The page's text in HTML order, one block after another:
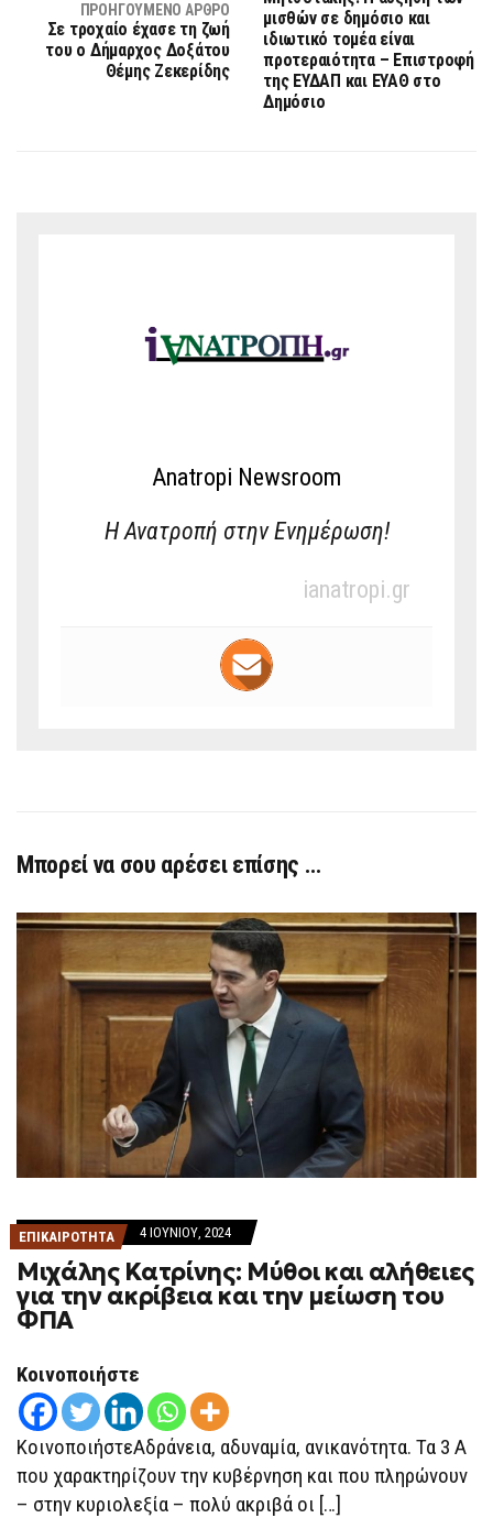
ΠΡΟΗΓΟΎΜΕΝΟ ΆΡΘΡΟ
Σε τροχαίο έχασε τη ζωή
του ο Δήμαρχος Δοξάτου
Θέμης Ζεκερίδης
μισθών σε δημόσιο και
ιδιωτικό τομέα είναι
προτεραιότητα – Επιστροφή
της ΕΥΔΑΠ και ΕΥΑΘ στο
Δημόσιο
Anatropi Newsroom
Η Ανατροπή στην Ενημέρωση!
ianatropi.gr
Μπορεί να σου αρέσει επίσης …
ΕΠΙΚΑΙΡΟΤΗΤΑ 4 ΙΟΥΝΊΟΥ, 2024
Μιχάλης Κατρίνης: Μύθοι και αλήθειες
για την ακρίβεια και την μείωση του
ΦΠΑ
Κοινοποιήστε
ΚοινοποιήστεΑδράνεια, αδυναμία, ανικανότητα. Τα 3 Α
που χαρακτηρίζουν την κυβέρνηση και που πληρώνουν
– στην κυριολεξία – πολύ ακριβά οι […]